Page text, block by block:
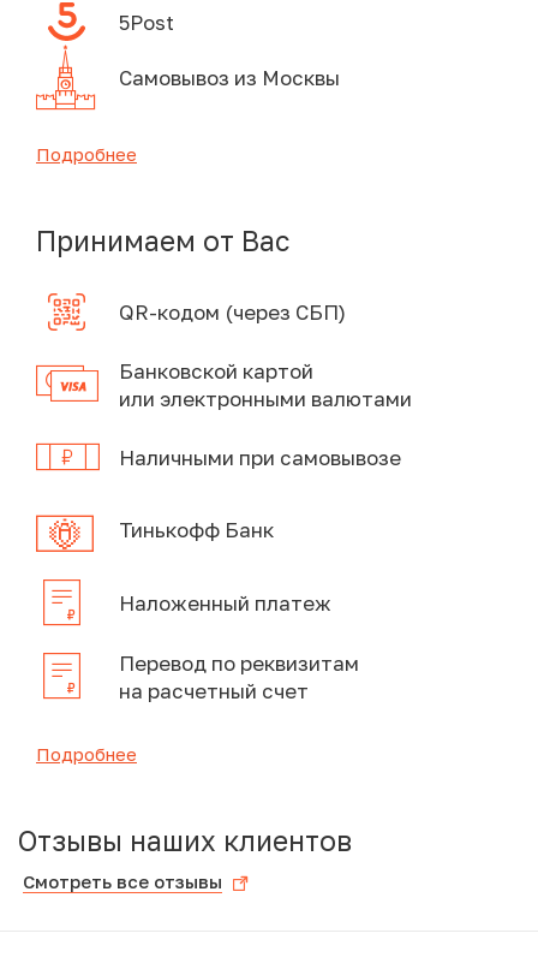
5Post
Самовывоз из Москвы
Подробнее
Принимаем от Вас
QR-кодом (через СБП)
Банковской картой
или электронными валютами
Наличными при самовывозе
Тинькофф Банк
Наложенный платеж
Перевод по реквизитам
на расчетный счет
Подробнее
Отзывы наших клиентов
Смотреть все отзывы